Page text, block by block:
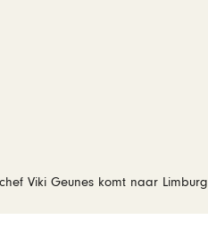
Viki Geunes komt naar Limburg